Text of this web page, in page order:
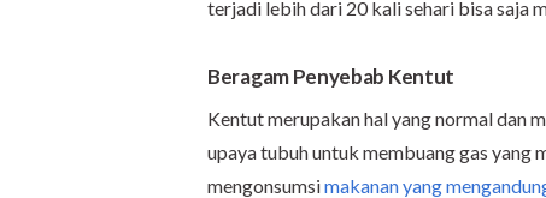
terjadi lebih dari 20 kali sehari bisa saja
Beragam Penyebab Kentut
Kentut merupakan hal yang normal dan
upaya tubuh untuk membuang gas yang
mengonsumsimakanan yang